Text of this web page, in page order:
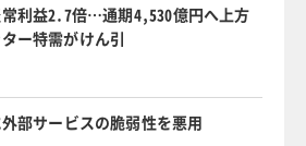
利益2.7倍…通期4,530億円へ上方
ー特需がけん引
部サービスの脆弱性を悪用